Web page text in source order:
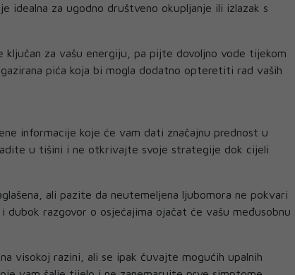
idealna za ugodno društveno okupljanje ili izlazak s
ključan za vašu energiju, pa pijte dovoljno vode tijekom
pića koja bi mogla dodatno opteretiti rad vaših
informacije koje će vam dati značajnu prednost u
u tišini i ne otkrivajte svoje strategije dok cijeli
ali pazite da neutemeljena ljubomora ne pokvari
dubok razgovor o osjećajima ojačat će vašu međusobnu
visokoj razini, ali se ipak čuvajte mogućih upalnih